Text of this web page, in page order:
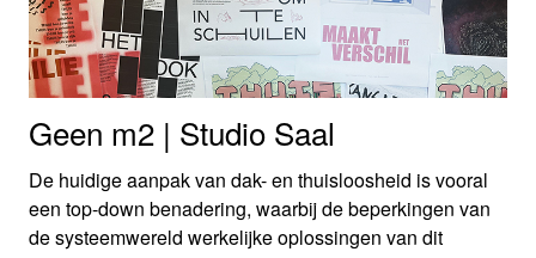
Geen m2 | Studio Saal
De huidige aanpak van dak- en thuisloosheid is vooral
een top-down benadering, waarbij de beperkingen van
de systeemwereld werkelijke oplossingen van dit